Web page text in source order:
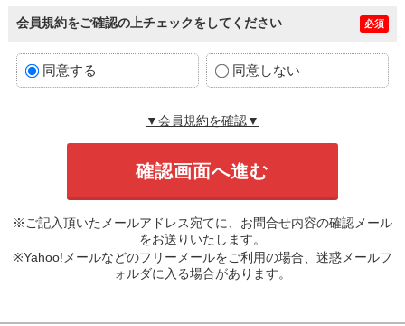
会員規約をご確認の上チェックをしてください 必須
同意する 同意しない
▼会員規約を確認▼
※ご記入頂いたメールアドレス宛てに、お問合せ内容の確認メール
をお送りいたします。
※Yahoo!メールなどのフリーメールをご利用の場合、迷惑メールフ
ォルダに入る場合があります。